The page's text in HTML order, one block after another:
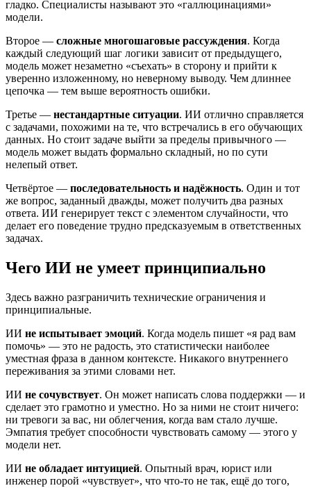
гладко. Специалисты называют это «галлюцинациями»
модели.
Второе — сложные многошаговые рассуждения. Когда
каждый следующий шаг логики зависит от предыдущего,
модель может незаметно «съехать» в сторону и прийти к
уверенно изложенному, но неверному выводу. Чем длиннее
цепочка — тем выше вероятность ошибки.
Третье — нестандартные ситуации. ИИ отлично справляется
с задачами, похожими на те, что встречались в его обучающих
данных. Но стоит задаче выйти за пределы привычного —
модель может выдать формально складный, но по сути
нелепый ответ.
Четвёртое — последовательность и надёжность. Один и тот
же вопрос, заданный дважды, может получить два разных
ответа. ИИ генерирует текст с элементом случайности, что
делает его поведение трудно предсказуемым в ответственных
задачах.
Чего ИИ не умеет принципиально
Здесь важно разграничить технические ограничения и
принципиальные.
ИИ не испытывает эмоций. Когда модель пишет «я рад вам
помочь» — это не радость, это статистически наиболее
уместная фраза в данном контексте. Никакого внутреннего
переживания за этими словами нет.
ИИ не сочувствует. Он может написать слова поддержки — и
сделает это грамотно и уместно. Но за ними не стоит ничего:
ни тревоги за вас, ни облегчения, когда вам стало лучше.
Эмпатия требует способности чувствовать самому — этого у
модели нет.
ИИ не обладает интуицией. Опытный врач, юрист или
инженер порой «чувствует», что что-то не так, ещё до того,